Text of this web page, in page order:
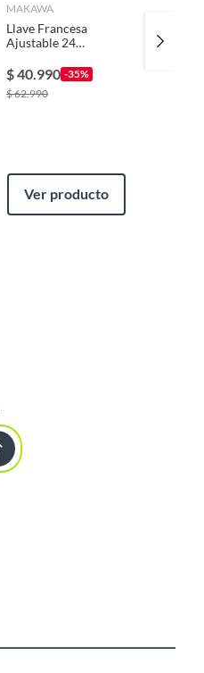
MAKAWA
Llave Francesa
Ajustable 24
Mk0309
$40.990 -35%
$62.990
Ver producto
Mango